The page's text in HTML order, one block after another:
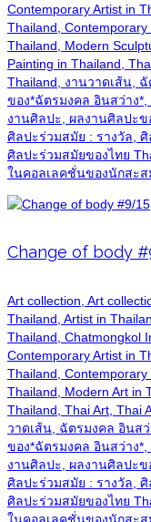
Contemporary Artist in
Thailand,
Thailand, Modern
Painting in Thailand,
Thailand, งานวาดเส้น,
ของ*ฉัตรมงคล อินสว่าง
งานศิลปะ, ผลงานศิลปะ
ศิลปะร่วมสมัย : รางวัล, ศิ
ศิลปะร่วมสมัยของไทย
ในคอลเลคชั่นของนักสะส
Change of body
Art collection, Art
Thailand, Artist in
Thailand, Chatmongkol
Contemporary Artist in
Thailand,
Thailand, Modern Art in
Thailand, Thai Art, Thai
วาดเส้น, ฉัตรมงคล อินส
ของ*ฉัตรมงคล อินสว่าง
งานศิลปะ, ผลงานศิลปะ
ศิลปะร่วมสมัย : รางวัล, ศิ
ศิลปะร่วมสมัยของไทย
ในคอลเลคชั่นของนักสะส